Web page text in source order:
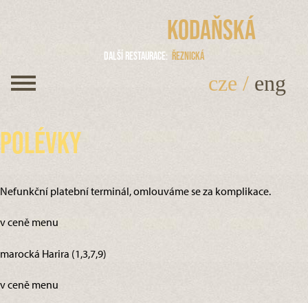
Kodaňská
Další restaurace Řeznická
cze / eng
Polévky
Nefunkční platební terminál, omlouváme se za komplikace.
v ceně menu
marocká Harira (1,3,7,9)
v ceně menu